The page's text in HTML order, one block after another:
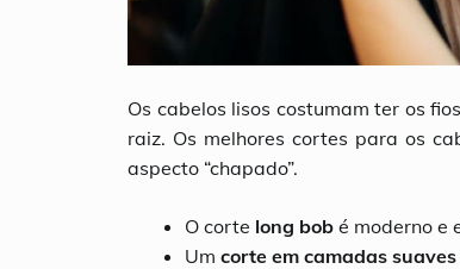
Os cabelos lisos costumam ter os
raiz. Os melhores cortes para os
aspecto “chapado”.
O corte long bob é moderno e
Um corte em camadas suaves